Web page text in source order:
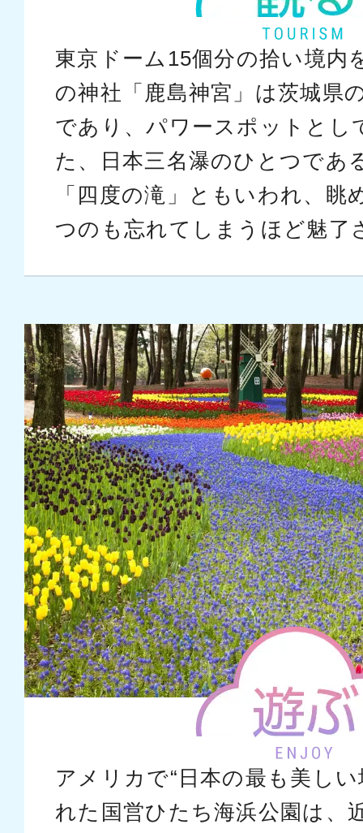
東京ドーム15個分の拾い境内
の神社「鹿島神宮」は茨城県
であり、パワースポットとし
た、日本三名瀑のひとつであ
「四度の滝」ともいわれ、眺
つのも忘れてしまうほど魅了
アメリカで“日本の最も美し
れた国営ひたち海浜公園は、